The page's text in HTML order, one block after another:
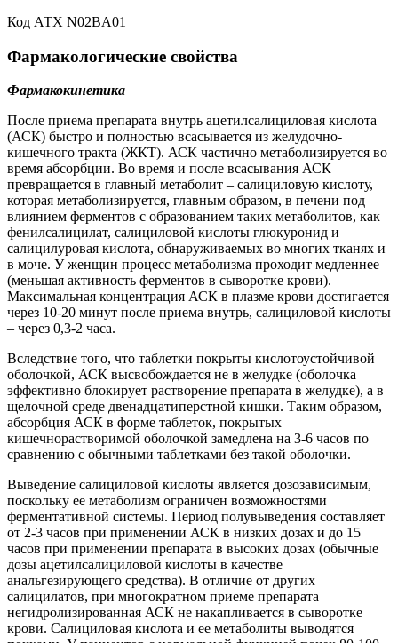
Код АТХ N02BA01
Фармакологические свойства
Фармакокинетика
После приема препарата внутрь ацетилсалициловая кислота
(АСК) быстро и полностью всасывается из желудочно-
кишечного тракта (ЖКТ). АСК частично метаболизируется во
время абсорбции. Во время и после всасывания АСК
превращается в главный метаболит – салициловую кислоту,
которая метаболизируется, главным образом, в печени под
влиянием ферментов с образованием таких метаболитов, как
фенилсалицилат, салициловой кислоты глюкуронид и
салицилуровая кислота, обнаруживаемых во многих тканях и
в моче. У женщин процесс метаболизма проходит медленнее
(меньшая активность ферментов в сыворотке крови).
Максимальная концентрация АСК в плазме крови достигается
через 10-20 минут после приема внутрь, салициловой кислоты
– через 0,3-2 часа.
Вследствие того, что таблетки покрыты кислотоустойчивой
оболочкой, АСК высвобождается не в желудке (оболочка
эффективно блокирует растворение препарата в желудке), а в
щелочной среде двенадцатиперстной кишки. Таким образом,
абсорбция АСК в форме таблеток, покрытых
кишечнорастворимой оболочкой замедлена на 3-6 часов по
сравнению с обычными таблетками без такой оболочки.
Выведение салициловой кислоты является дозозависимым,
поскольку ее метаболизм ограничен возможностями
ферментативной системы. Период полувыведения составляет
от 2-3 часов при применении АСК в низких дозах и до 15
часов при применении препарата в высоких дозах (обычные
дозы ацетилсалициловой кислоты в качестве
анальгезирующего средства). В отличие от других
салицилатов, при многократном приеме препарата
негидролизированная АСК не накапливается в сыворотке
крови. Салициловая кислота и ее метаболиты выводятся